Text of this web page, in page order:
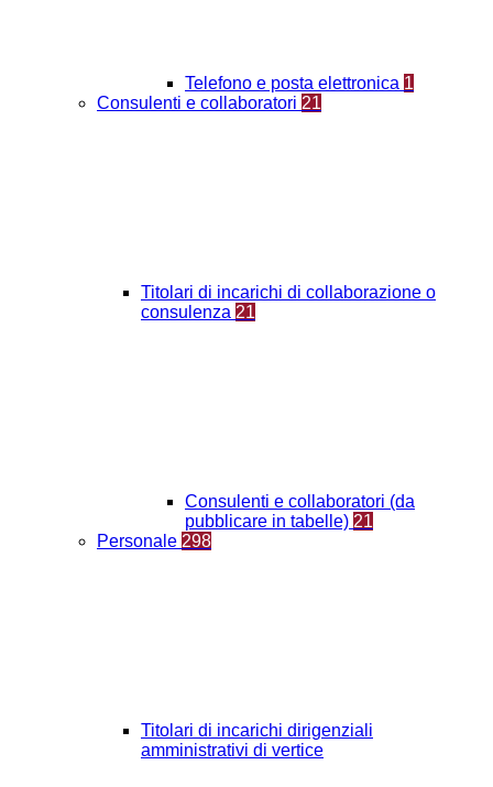
Telefono e posta elettronica 1
Consulenti e collaboratori 21
Titolari di incarichi di collaborazione o
consulenza 21
Consulenti e collaboratori (da
pubblicare in tabelle) 21
Personale 298
Titolari di incarichi dirigenziali
amministrativi di vertice